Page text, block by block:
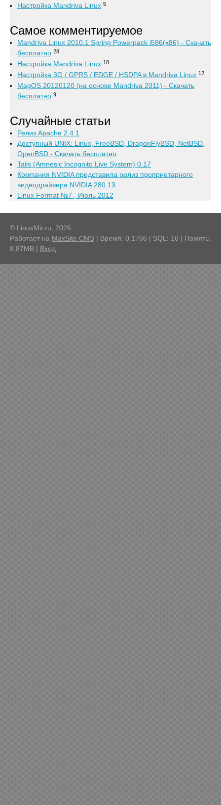
Настройка Mandriva Linux 5
Самое комментируемое
Mandriva Linux 2010.1 Spring Powerpack i586(x86) - Скачать
бесплатно 28
Настройка Mandriva Linux 18
Настройка 3G / GPRS / EDGE / HSDPA в Mandriva Linux 12
MagOS 20120120 (на основе Mandriva 2011) - Скачать
бесплатно 9
Случайные статьи
Релиз Apache 2.4.1
Доступный UNIX: Linux, FreeBSD, DragonFlyBSD, NetBSD,
OpenBSD - Скачать бесплатно
Tails (Amnesic Incognito Live System) 0.17
Компания NVIDIA представила релиз проприетарного
видеодрайвера NVIDIA 280.13
Linux Format №7 , Июль 2012
© LinuxMir.ru, 2026
Работает на MaxSite CMS | Время: 0.1766 | SQL: 16 | Память:
8,87MB | Вход